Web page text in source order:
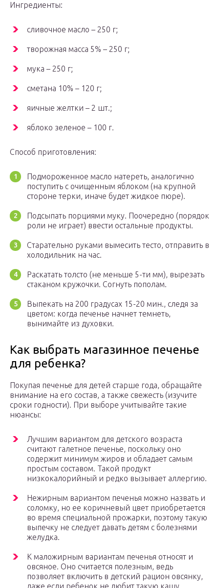
Ингредиенты:
сливочное масло – 250 г;
творожная масса 5% – 250 г;
мука – 250 г;
сметана 10% – 120 г;
яичные желтки – 2 шт.;
яблоко зеленое – 100 г.
Способ приготовления:
Подмороженное масло натереть, аналогично
поступить с очищенным яблоком (на крупной
стороне терки, иначе будет жидкое пюре).
Подсыпать порциями муку. Поочередно (порядок
роли не играет) ввести остальные продукты.
Старательно руками вымесить тесто, отправить в
холодильник на час.
Раскатать толсто (не меньше 5-ти мм), вырезать
стаканом кружочки. Согнуть пополам.
Выпекать на 200 градусах 15-20 мин., следя за
цветом: когда печенье начнет темнеть,
вынимайте из духовки.
Как выбрать магазинное печенье
для ребенка?
Покупая печенье для детей старше года, обращайте
внимание на его состав, а также свежесть (изучите
сроки годности). При выборе учитывайте такие
нюансы:
Лучшим вариантом для детского возраста
считают галетное печенье, поскольку оно
содержит минимум жиров и обладает самым
простым составом. Такой продукт
низкокалорийный и редко вызывает аллергию.
Нежирным вариантом печенья можно назвать и
соломку, но ее коричневый цвет приобретается
во время специальной прожарки, поэтому такую
выпечку не следует давать детям с болезнями
желудка.
К маложирным вариантам печенья относят и
овсяное. Оно считается полезным, ведь
позволяет включить в детский рацион овсянку,
даже если ребенок не любит такую кашу.